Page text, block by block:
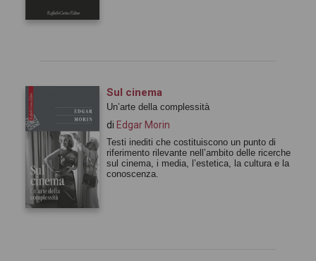
Sul cinema
Un’arte della complessità
di Edgar Morin
Testi inediti che costituiscono un punto di
riferimento rilevante nell’ambito delle ricerche
sul cinema, i media, l’estetica, la cultura e la
conoscenza.